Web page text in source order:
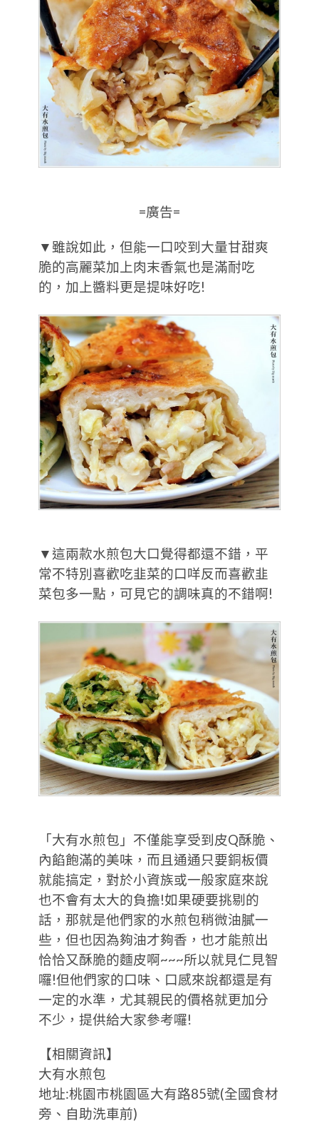
=廣告=
▼雖說如此，但能一口咬到大量甘甜爽
脆的高麗菜加上肉末香氣也是滿耐吃
的，加上醬料更是提味好吃!
▼這兩款水煎包大口覺得都還不錯，平
常不特別喜歡吃韭菜的口咩反而喜歡韭
菜包多一點，可見它的調味真的不錯啊!
「大有水煎包」不僅能享受到皮Q酥脆、
內餡飽滿的美味，而且通通只要銅板價
就能搞定，對於小資族或一般家庭來說
也不會有太大的負擔!如果硬要挑剔的
話，那就是他們家的水煎包稍微油膩一
些，但也因為夠油才夠香，也才能煎出
恰恰又酥脆的麵皮啊~~~所以就見仁見智
囉!但他們家的口味、口感來說都還是有
一定的水準，尤其親民的價格就更加分
不少，提供給大家參考囉!
【相關資訊】
大有水煎包
地址:桃園市桃園區大有路85號(全國食材
旁、自助洗車前)